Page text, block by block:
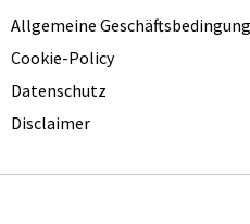
Allgemeine
Cookie-Policy
Datenschutz
Disclaimer